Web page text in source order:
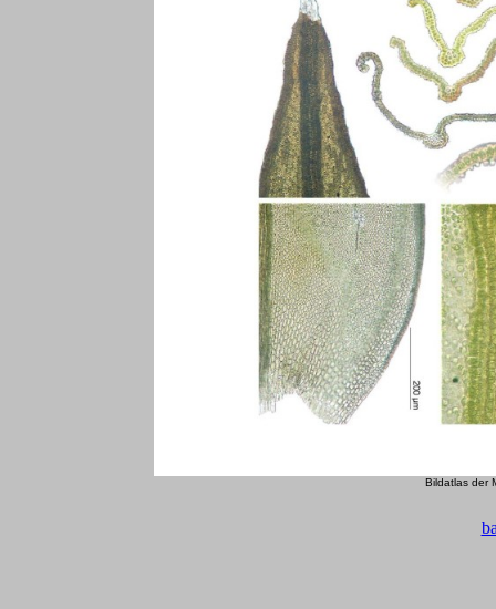
Bildatlas der